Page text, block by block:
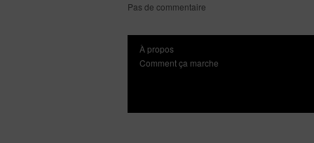
Pas de commentaire
À propos
Comment ça marche